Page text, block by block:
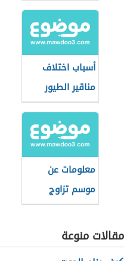
أسباب اختلاف
مناقير الطيور
معلومات عن
موسم تزاوج
الحجل البري
مقالات منوعة